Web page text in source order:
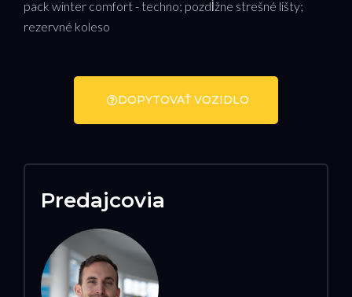
pack winter comfort - techno; pozdĺžne strešné lišty;
rezervné koleso
DOPYTOVAŤ VOZIDLO
Predajcovia